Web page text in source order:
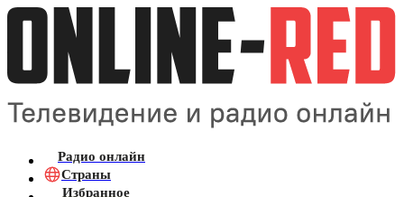
Радио онлайн
Страны
Избранное